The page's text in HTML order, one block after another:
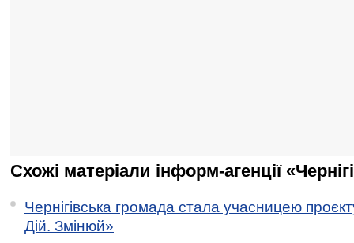
Схожі матеріали інформ-агенції
Чернігівська громада стала учасницею
Дій. Змінюй»